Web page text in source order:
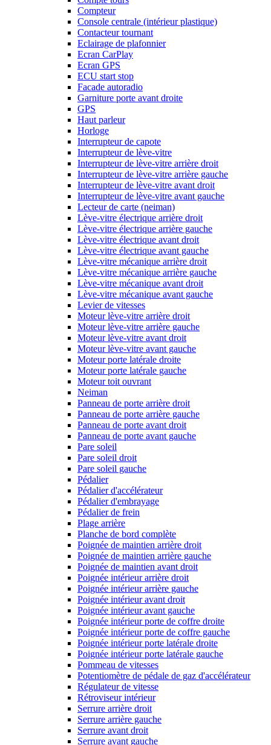
Compteur
Console centrale (intérieur plastique)
Contacteur tournant
Eclairage de plafonnier
Ecran CarPlay
Ecran GPS
ECU start stop
Facade autoradio
Garniture porte avant droite
GPS
Haut parleur
Horloge
Interrupteur de capote
Interrupteur de lève-vitre
Interrupteur de lève-vitre arrière droit
Interrupteur de lève-vitre arrière gauche
Interrupteur de lève-vitre avant droit
Interrupteur de lève-vitre avant gauche
Lecteur de carte (neiman)
Lève-vitre électrique arrière droit
Lève-vitre électrique arrière gauche
Lève-vitre électrique avant droit
Lève-vitre électrique avant gauche
Lève-vitre mécanique arrière droit
Lève-vitre mécanique arrière gauche
Lève-vitre mécanique avant droit
Lève-vitre mécanique avant gauche
Levier de vitesses
Moteur lève-vitre arrière droit
Moteur lève-vitre arrière gauche
Moteur lève-vitre avant droit
Moteur lève-vitre avant gauche
Moteur porte latérale droite
Moteur porte latérale gauche
Moteur toit ouvrant
Neiman
Panneau de porte arrière droit
Panneau de porte arrière gauche
Panneau de porte avant droit
Panneau de porte avant gauche
Pare soleil
Pare soleil droit
Pare soleil gauche
Pédalier
Pédalier d'accélérateur
Pédalier d'embrayage
Pédalier de frein
Plage arrière
Planche de bord complète
Poignée de maintien arrière droit
Poignée de maintien arrière gauche
Poignée de maintien avant droit
Poignée intérieur arrière droit
Poignée intérieur arrière gauche
Poignée intérieur avant droit
Poignée intérieur avant gauche
Poignée intérieur porte de coffre droite
Poignée intérieur porte de coffre gauche
Poignée intérieur porte latérale droite
Poignée intérieur porte latérale gauche
Pommeau de vitesses
Potentiomètre de pédale de gaz d'accélérateur
Régulateur de vitesse
Rétroviseur intérieur
Serrure arrière droit
Serrure arrière gauche
Serrure avant droit
Serrure avant gauche